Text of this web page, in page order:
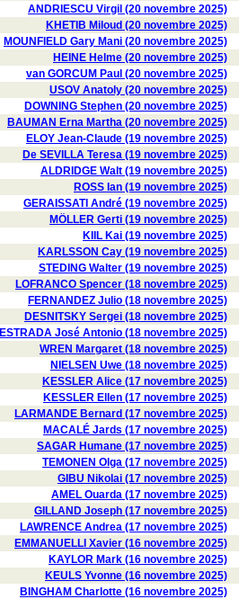
ANDRIESCU Virgil (20 novembre 2025)
KHETIB Miloud (20 novembre 2025)
MOUNFIELD Gary Mani (20 novembre 2025)
HEINE Helme (20 novembre 2025)
van GORCUM Paul (20 novembre 2025)
USOV Anatoly (20 novembre 2025)
DOWNING Stephen (20 novembre 2025)
BAUMAN Erna Martha (20 novembre 2025)
ELOY Jean-Claude (19 novembre 2025)
De SEVILLA Teresa (19 novembre 2025)
ALDRIDGE Walt (19 novembre 2025)
ROSS Ian (19 novembre 2025)
GERAISSATI André (19 novembre 2025)
MÖLLER Gerti (19 novembre 2025)
KIIL Kai (19 novembre 2025)
KARLSSON Cay (19 novembre 2025)
STEDING Walter (19 novembre 2025)
LOFRANCO Spencer (18 novembre 2025)
FERNANDEZ Julio (18 novembre 2025)
DESNITSKY Sergei (18 novembre 2025)
ESTRADA José Antonio (18 novembre 2025)
WREN Margaret (18 novembre 2025)
NIELSEN Uwe (18 novembre 2025)
KESSLER Alice (17 novembre 2025)
KESSLER Ellen (17 novembre 2025)
LARMANDE Bernard (17 novembre 2025)
MACALÉ Jards (17 novembre 2025)
SAGAR Humane (17 novembre 2025)
TEMONEN Olga (17 novembre 2025)
GIBU Nikolai (17 novembre 2025)
AMEL Ouarda (17 novembre 2025)
GILLAND Joseph (17 novembre 2025)
LAWRENCE Andrea (17 novembre 2025)
EMMANUELLI Xavier (16 novembre 2025)
KAYLOR Mark (16 novembre 2025)
KEULS Yvonne (16 novembre 2025)
BINGHAM Charlotte (16 novembre 2025)